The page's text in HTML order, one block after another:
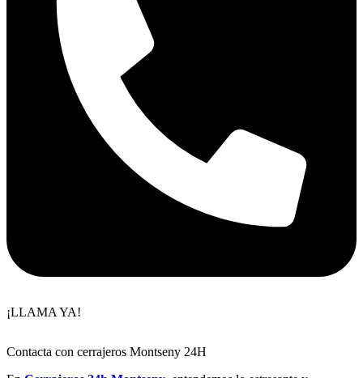
¡LLAMA YA!
Contacta con cerrajeros Montseny 24H